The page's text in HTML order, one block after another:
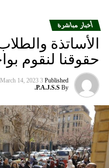
أخبار مباشرة
الأساتذة
حقوقنا لنقوم
Published
3 years ago
March 14, 2023
By
P.A.J.S.S.